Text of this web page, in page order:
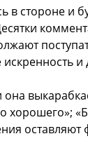
в стороне и
и
хорошего»;
оставляют